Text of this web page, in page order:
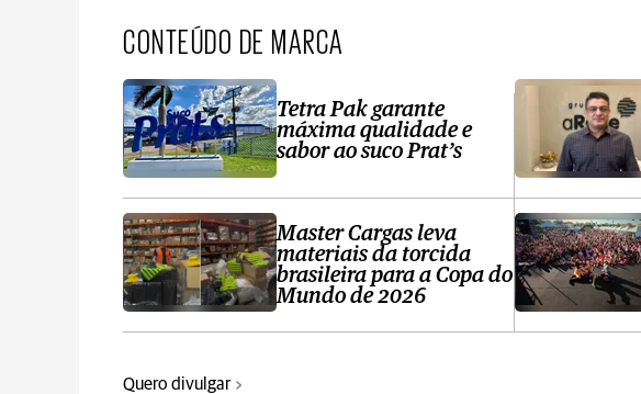
CONTEÚDO DE MARCA
Tetra Pak garante
máxima qualidade e
sabor ao suco Prat’s
Master Cargas leva
materiais da torcida
brasileira para a Copa do
Mundo de 2026
Quero divulgar